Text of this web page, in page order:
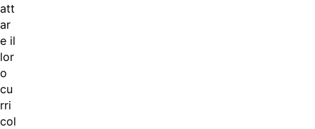
att
ar
e il
lor
o
cu
rri
col